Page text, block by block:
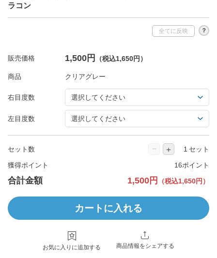
ラコン
全てに反映 ？
販売価格 1,500円 （税込1,650円）
商品
右目度数
左目度数
セット数 − ＋ セット
獲得ポイント 16ポイント
合計金額 1,500円 （税込1,650円）
カートに入れる
お気に入りに追加する 商品情報をシェアする